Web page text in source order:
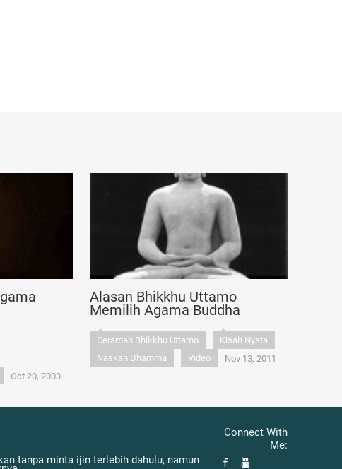
Oct 20, 2003
Alasan Bhikkhu Uttamo
Memilih Agama Buddha
Ceramah Bhikkhu Uttamo
Kisah Nyata
Naskah Dhamma
Video Nov 13, 2011
tanpa minta ijin terlebih dahulu, namun
Connect With
Me: